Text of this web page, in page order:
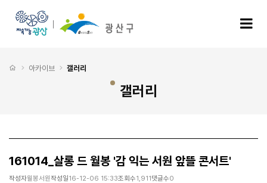
처음으로
아카이브 갤러리
갤러리
161014_살롱 드 월봉 '감 익는 서원 앞뜰 콘서트'
작성자월봉서원작성일16-12-06 15:33조회수1,911댓글수0